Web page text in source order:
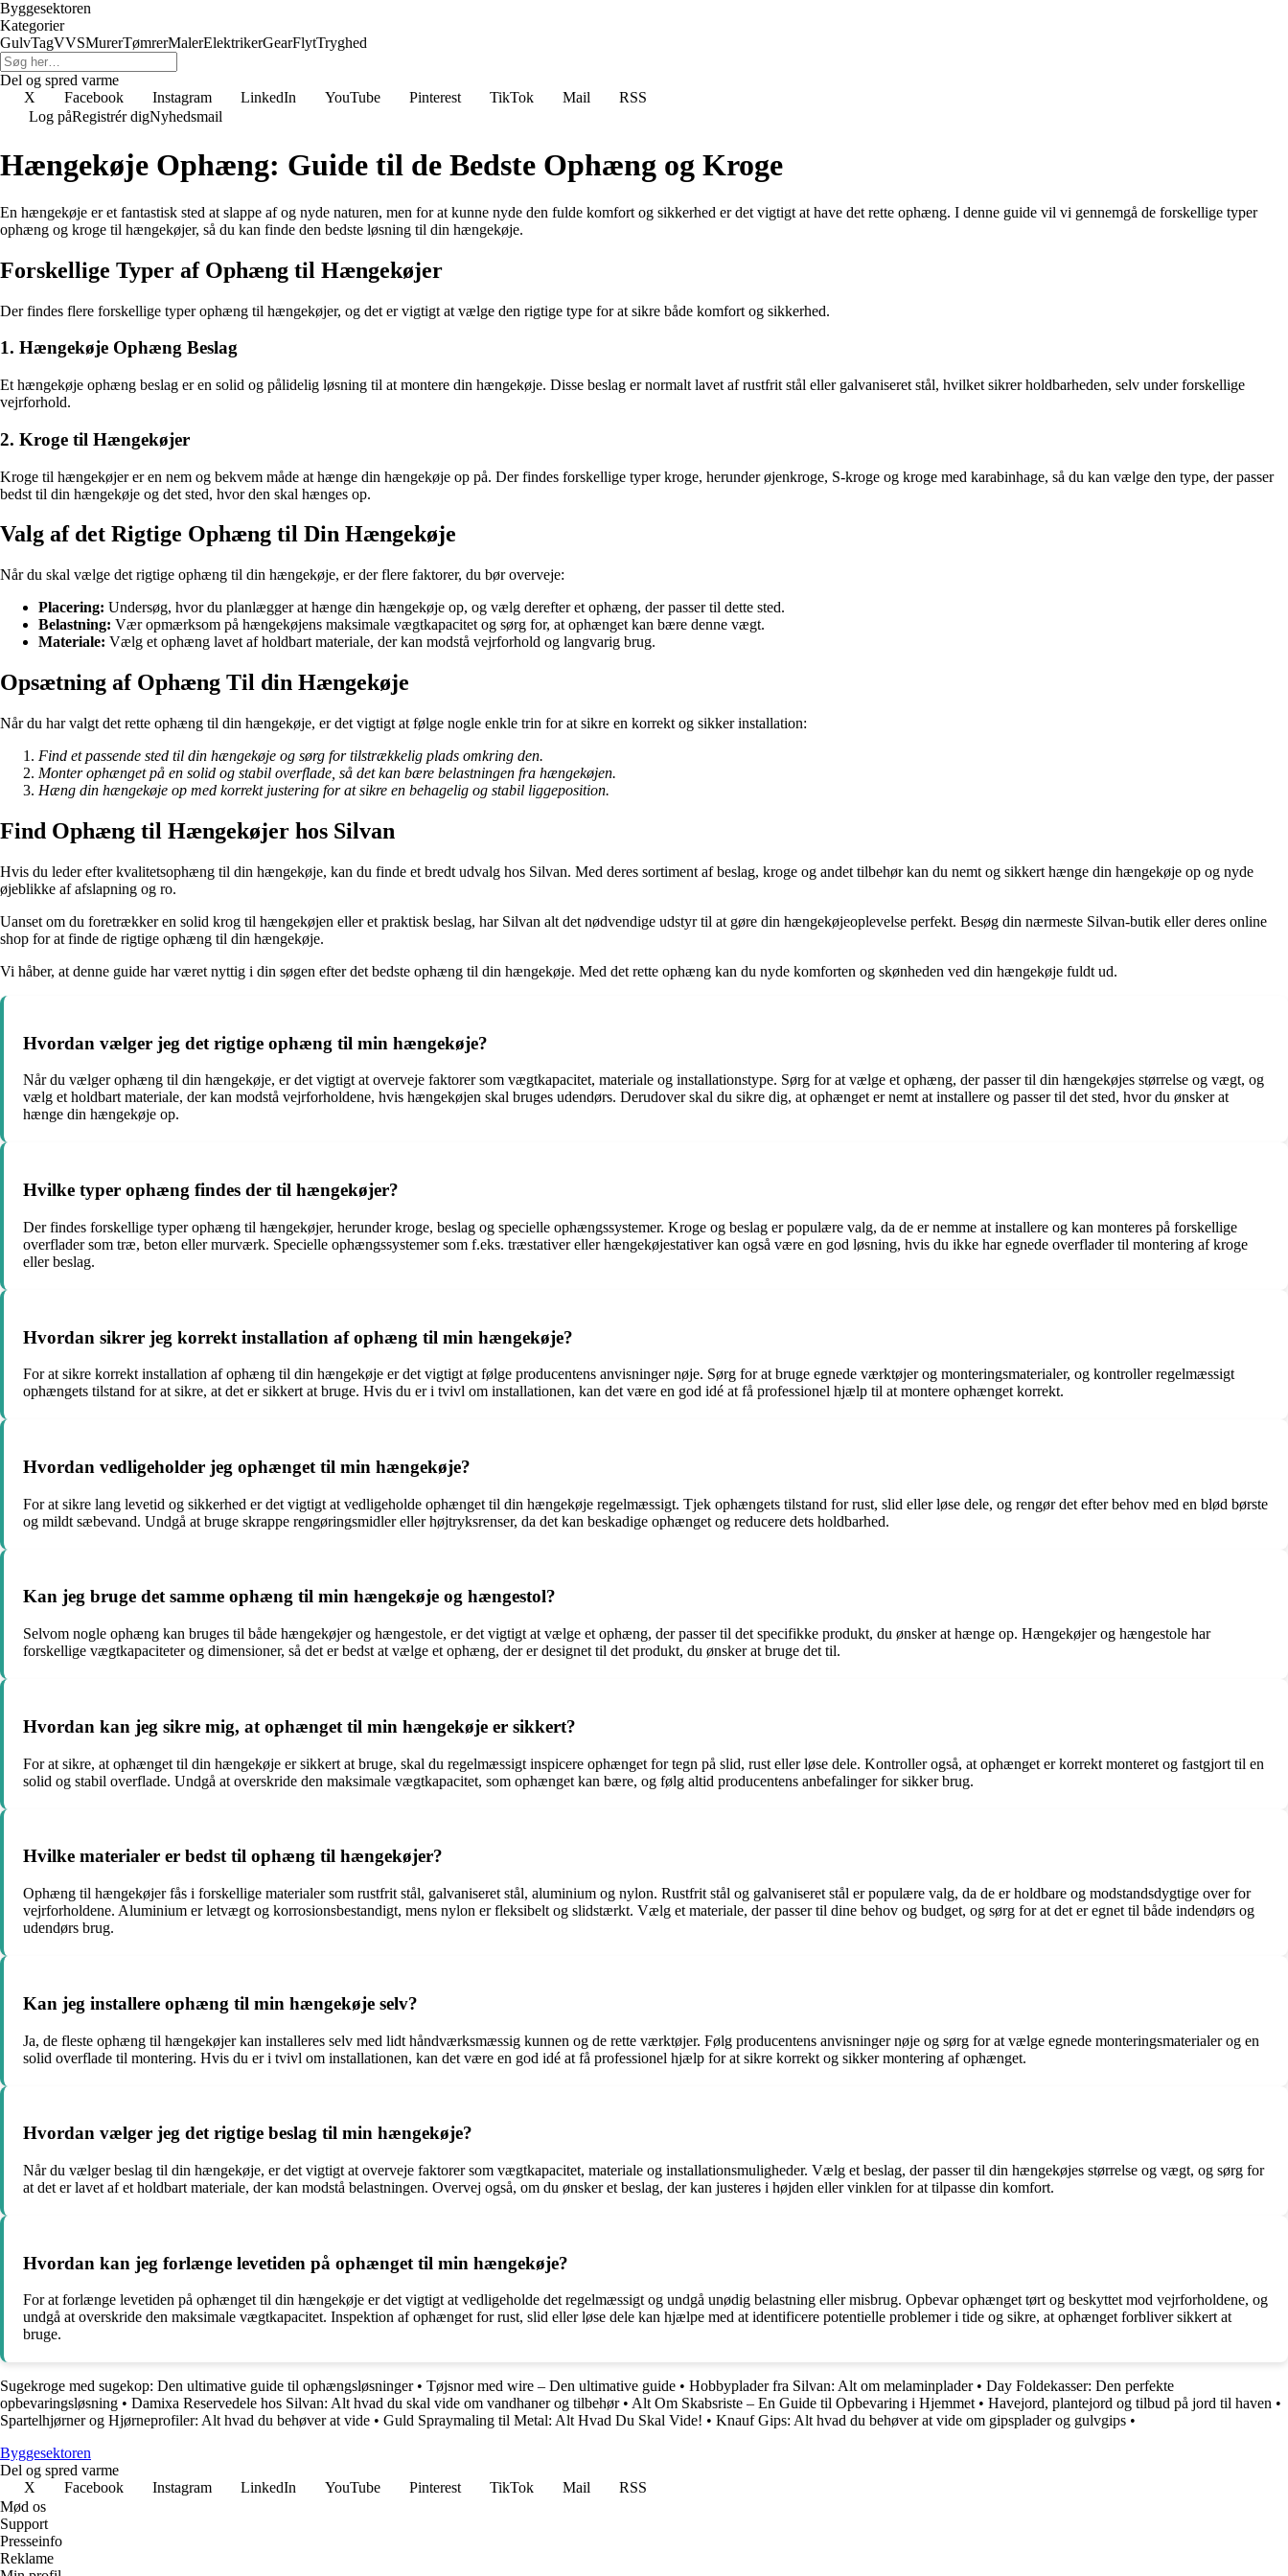
Byggesektoren
Kategorier
GulvTagVVSMurerTømrerMalerElektrikerGearFlytTryghed
Del og spred varme
X
Facebook Instagram LinkedIn YouTube Pinterest TikTok Mail
RSS
Log påRegistrér digNyhedsmail
Hængekøje Ophæng: Guide til de Bedste Ophæng og Kroge
En hængekøje er et fantastisk sted at slappe af og nyde naturen, men for at kunne nyde den fulde komfort og sikkerhed er det vigtigt at have det rette ophæng. I denne guide vil vi gennemgå de forskellige typer
ophæng og kroge til hængekøjer, så du kan finde den bedste løsning til din hængekøje.
Forskellige Typer af Ophæng til Hængekøjer
Der findes flere forskellige typer ophæng til hængekøjer, og det er vigtigt at vælge den rigtige type for at sikre både komfort og sikkerhed.
1. Hængekøje Ophæng Beslag
Et hængekøje ophæng beslag er en solid og pålidelig løsning til at montere din hængekøje. Disse beslag er normalt lavet af rustfrit stål eller galvaniseret stål, hvilket sikrer holdbarheden, selv under forskellige
vejrforhold.
2. Kroge til Hængekøjer
Kroge til hængekøjer er en nem og bekvem måde at hænge din hængekøje op på. Der findes forskellige typer kroge, herunder øjenkroge, S-kroge og kroge med karabinhage, så du kan vælge den type, der passer
bedst til din hængekøje og det sted, hvor den skal hænges op.
Valg af det Rigtige Ophæng til Din Hængekøje
Når du skal vælge det rigtige ophæng til din hængekøje, er der flere faktorer, du bør overveje:
Placering: Undersøg, hvor du planlægger at hænge din hængekøje op, og vælg derefter et ophæng, der passer til dette sted.
Belastning: Vær opmærksom på hængekøjens maksimale vægtkapacitet og sørg for, at ophænget kan bære denne vægt.
Materiale: Vælg et ophæng lavet af holdbart materiale, der kan modstå vejrforhold og langvarig brug.
Opsætning af Ophæng Til din Hængekøje
Når du har valgt det rette ophæng til din hængekøje, er det vigtigt at følge nogle enkle trin for at sikre en korrekt og sikker installation:
Find et passende sted til din hængekøje og sørg for tilstrækkelig plads omkring den.
Monter ophænget på en solid og stabil overflade, så det kan bære belastningen fra hængekøjen.
Hæng din hængekøje op med korrekt justering for at sikre en behagelig og stabil liggeposition.
Find Ophæng til Hængekøjer hos Silvan
Hvis du leder efter kvalitetsophæng til din hængekøje, kan du finde et bredt udvalg hos Silvan. Med deres sortiment af beslag, kroge og andet tilbehør kan du nemt og sikkert hænge din hængekøje op og nyde
øjeblikke af afslapning og ro.
Uanset om du foretrækker en solid krog til hængekøjen eller et praktisk beslag, har Silvan alt det nødvendige udstyr til at gøre din hængekøjeoplevelse perfekt. Besøg din nærmeste Silvan-butik eller deres online
shop for at finde de rigtige ophæng til din hængekøje.
Vi håber, at denne guide har været nyttig i din søgen efter det bedste ophæng til din hængekøje. Med det rette ophæng kan du nyde komforten og skønheden ved din hængekøje fuldt ud.
Hvordan vælger jeg det rigtige ophæng til min hængekøje?
Når du vælger ophæng til din hængekøje, er det vigtigt at overveje faktorer som vægtkapacitet, materiale og installationstype. Sørg for at vælge et ophæng, der passer til din hængekøjes størrelse og vægt, og
vælg et holdbart materiale, der kan modstå vejrforholdene, hvis hængekøjen skal bruges udendørs. Derudover skal du sikre dig, at ophænget er nemt at installere og passer til det sted, hvor du ønsker at
hænge din hængekøje op.
Hvilke typer ophæng findes der til hængekøjer?
Der findes forskellige typer ophæng til hængekøjer, herunder kroge, beslag og specielle ophængssystemer. Kroge og beslag er populære valg, da de er nemme at installere og kan monteres på forskellige
overflader som træ, beton eller murværk. Specielle ophængssystemer som f.eks. træstativer eller hængekøjestativer kan også være en god løsning, hvis du ikke har egnede overflader til montering af kroge
eller beslag.
Hvordan sikrer jeg korrekt installation af ophæng til min hængekøje?
For at sikre korrekt installation af ophæng til din hængekøje er det vigtigt at følge producentens anvisninger nøje. Sørg for at bruge egnede værktøjer og monteringsmaterialer, og kontroller regelmæssigt
ophængets tilstand for at sikre, at det er sikkert at bruge. Hvis du er i tvivl om installationen, kan det være en god idé at få professionel hjælp til at montere ophænget korrekt.
Hvordan vedligeholder jeg ophænget til min hængekøje?
For at sikre lang levetid og sikkerhed er det vigtigt at vedligeholde ophænget til din hængekøje regelmæssigt. Tjek ophængets tilstand for rust, slid eller løse dele, og rengør det efter behov med en blød børste
og mildt sæbevand. Undgå at bruge skrappe rengøringsmidler eller højtryksrenser, da det kan beskadige ophænget og reducere dets holdbarhed.
Kan jeg bruge det samme ophæng til min hængekøje og hængestol?
Selvom nogle ophæng kan bruges til både hængekøjer og hængestole, er det vigtigt at vælge et ophæng, der passer til det specifikke produkt, du ønsker at hænge op. Hængekøjer og hængestole har
forskellige vægtkapaciteter og dimensioner, så det er bedst at vælge et ophæng, der er designet til det produkt, du ønsker at bruge det til.
Hvordan kan jeg sikre mig, at ophænget til min hængekøje er sikkert?
For at sikre, at ophænget til din hængekøje er sikkert at bruge, skal du regelmæssigt inspicere ophænget for tegn på slid, rust eller løse dele. Kontroller også, at ophænget er korrekt monteret og fastgjort til en
solid og stabil overflade. Undgå at overskride den maksimale vægtkapacitet, som ophænget kan bære, og følg altid producentens anbefalinger for sikker brug.
Hvilke materialer er bedst til ophæng til hængekøjer?
Ophæng til hængekøjer fås i forskellige materialer som rustfrit stål, galvaniseret stål, aluminium og nylon. Rustfrit stål og galvaniseret stål er populære valg, da de er holdbare og modstandsdygtige over for
vejrforholdene. Aluminium er letvægt og korrosionsbestandigt, mens nylon er fleksibelt og slidstærkt. Vælg et materiale, der passer til dine behov og budget, og sørg for at det er egnet til både indendørs og
udendørs brug.
Kan jeg installere ophæng til min hængekøje selv?
Ja, de fleste ophæng til hængekøjer kan installeres selv med lidt håndværksmæssig kunnen og de rette værktøjer. Følg producentens anvisninger nøje og sørg for at vælge egnede monteringsmaterialer og en
solid overflade til montering. Hvis du er i tvivl om installationen, kan det være en god idé at få professionel hjælp for at sikre korrekt og sikker montering af ophænget.
Hvordan vælger jeg det rigtige beslag til min hængekøje?
Når du vælger beslag til din hængekøje, er det vigtigt at overveje faktorer som vægtkapacitet, materiale og installationsmuligheder. Vælg et beslag, der passer til din hængekøjes størrelse og vægt, og sørg for
at det er lavet af et holdbart materiale, der kan modstå belastningen. Overvej også, om du ønsker et beslag, der kan justeres i højden eller vinklen for at tilpasse din komfort.
Hvordan kan jeg forlænge levetiden på ophænget til min hængekøje?
For at forlænge levetiden på ophænget til din hængekøje er det vigtigt at vedligeholde det regelmæssigt og undgå unødig belastning eller misbrug. Opbevar ophænget tørt og beskyttet mod vejrforholdene, og
undgå at overskride den maksimale vægtkapacitet. Inspektion af ophænget for rust, slid eller løse dele kan hjælpe med at identificere potentielle problemer i tide og sikre, at ophænget forbliver sikkert at
bruge.
Sugekroge med sugekop: Den ultimative guide til ophængsløsninger• Tøjsnor med wire – Den ultimative guide • Hobbyplader fra Silvan: Alt om melaminplader• Day Foldekasser: Den perfekte
opbevaringsløsning • Damixa Reservedele hos Silvan: Alt hvad du skal vide om vandhaner og tilbehør• Alt Om Skabsriste – En Guide til Opbevaring i Hjemmet • Havejord, plantejord og tilbud på jord til haven •
Spartelhjørner og Hjørneprofiler: Alt hvad du behøver at vide • Guld Spraymaling til Metal: Alt Hvad Du Skal Vide! • Knauf Gips: Alt hvad du behøver at vide om gipsplader og gulvgips •
Byggesektoren
Del og spred varme
X
Facebook Instagram LinkedIn YouTube Pinterest TikTok Mail
RSS
Mød os
Support
Presseinfo
Reklame